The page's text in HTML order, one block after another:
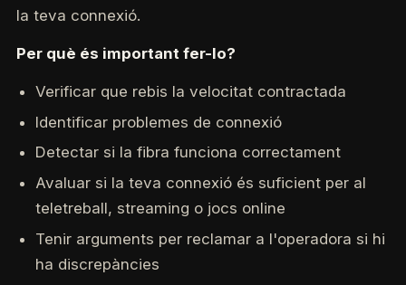
la teva connexió.
Per què és important fer-lo?
Verificar que rebis la velocitat contractada
Identificar problemes de connexió
Detectar si la fibra funciona correctament
Avaluar si la teva connexió és suficient per al
teletreball, streaming o jocs online
Tenir arguments per reclamar a l'operadora si hi
ha discrepàncies